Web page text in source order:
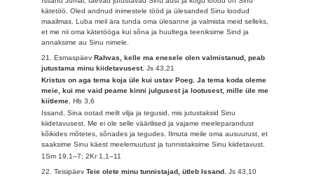
kätetöö. Oled andnud inimestele tööd ja ülesanded Sinu loodud
maailmas. Luba meil ära tunda oma ülesanne ja valmista meid selleks,
et me nii oma kätetööga kui sõna ja huultega teeniksime Sind ja
annaksime au Sinu nimele.
21. EsmaspäevRahvas, kelle ma enesele olen valmistanud, peab
jutustama minu kiidetavusest.Js 43,21
Kristus on aga tema koja üle kui ustav Poeg. Ja tema koda oleme
meie, kui me vaid peame kinni julgusest ja lootusest, mille üle me
kiitleme.Hb 3,6
Issand, Sina ootad meilt vilja ja tegusid, mis jutustaksid Sinu
kiidetavusest. Me ei ole selle väärilised ja vajame meeleparandust
kõikides mõtetes, sõnades ja tegudes. Ilmuta meile oma ausuurust, et
saaksime Sinu käest meelemuutust ja tunnistaksime Sinu kiidetavust.
1Sm 19,1–7; 2Kr 1,1–11
22. TeisipäevTeie olete minu tunnistajad, ütleb Issand.Js 43,10